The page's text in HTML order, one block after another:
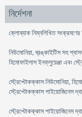
নির্দেশনা
ক্লোব্যাক নিম্নলিখিত সংক্রমণের
নিউমোনিয়া, ব্রঙ্কাইটিস সহ
হিমোফাইলাস ইনফ্লুয়েঞ্জা এবং
স্ট্রেপ্টোকক্কাস নিউমোনিয়া,
স্ট্রেপ্টোকক্কাস পাইয়োজিনেস
স্ট্রেপ্টোকক্কাস পাইয়োজিনেস